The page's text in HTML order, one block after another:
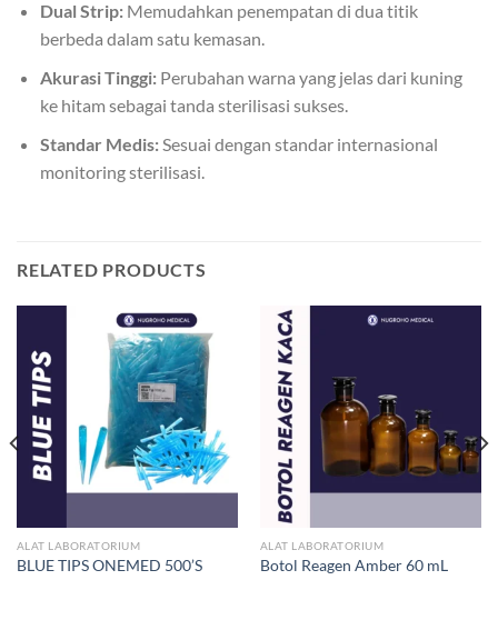
Dual Strip:Memudahkan penempatan di dua titik
berbeda dalam satu kemasan.
Akurasi Tinggi:Perubahan warna yang jelas dari kuning
ke hitam sebagai tanda sterilisasi sukses.
Standar Medis:Sesuai dengan standar internasional
monitoring sterilisasi.
RELATED PRODUCTS
ALAT LABORATORIUM
BLUE TIPS ONEMED 500’S
ALAT LABORATORIUM
Botol Reagen Amber 60 mL